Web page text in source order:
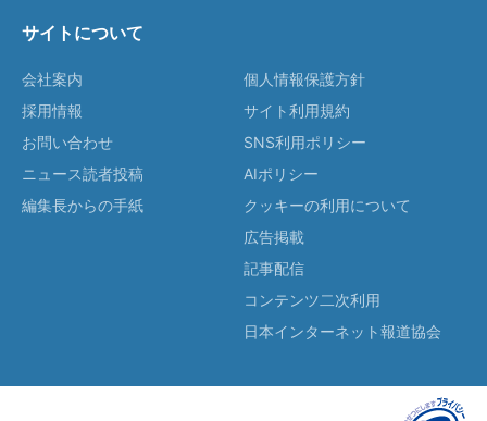
サイトについて
会社案内
採用情報
お問い合わせ
ニュース読者投稿
編集長からの手紙
個人情報保護方針
サイト利用規約
SNS利用ポリシー
AIポリシー
クッキーの利用について
広告掲載
記事配信
コンテンツ二次利用
日本インターネット報道協会